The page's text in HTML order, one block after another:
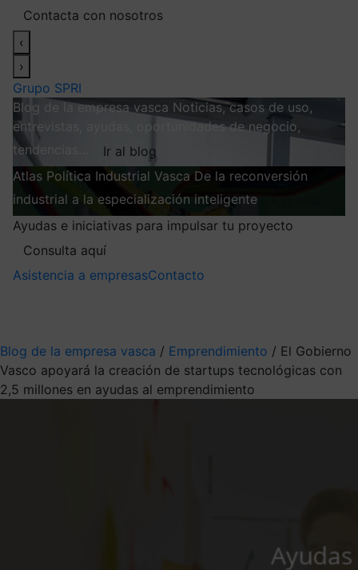
Contacta con nosotros
‹
›
Grupo SPRI
Blog de la empresa vasca Noticias, casos de uso,
entrevistas, ayudas, oportunidades de negocio,
tendencias…
Ir al blog
Atlas Política Industrial Vasca De la reconversión
industrial a la especialización inteligente
Ayudas e iniciativas para impulsar tu proyecto
Consulta aquí
Asistencia a empresasContacto
Blog de la empresa vasca / Emprendimiento / El Gobierno
Vasco apoyará la creación de startups tecnológicas con
2,5 millones en ayudas al emprendimiento